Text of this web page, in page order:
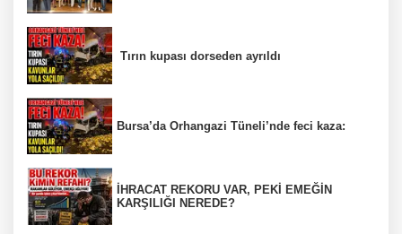
Tırın kupası dorseden ayrıldı
Bursa’da Orhangazi Tüneli’nde feci kaza:
İHRACAT REKORU VAR, PEKİ EMEĞİN
KARŞILIĞI NEREDE?